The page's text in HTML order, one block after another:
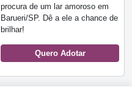
procura de um lar amoroso em
Barueri/SP. Dê a ele a chance de
brilhar!
Quero Adotar